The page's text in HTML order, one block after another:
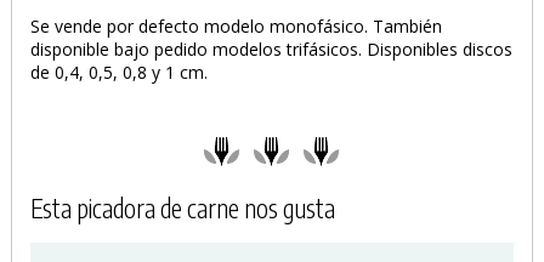
Se vende por defecto modelo monofásico. También
disponible bajo pedido modelos trifásicos. Disponibles discos
de 0,4, 0,5, 0,8 y 1 cm.
Esta picadora de carne nos gusta